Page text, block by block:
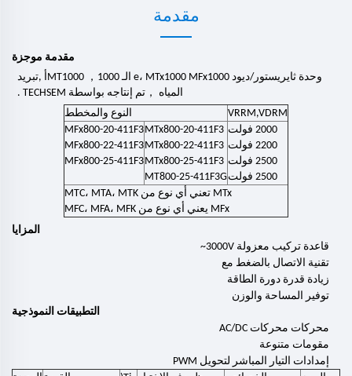
مقدمة
مقدمة موجزة
وحدة ثايريستور/ديود
e، MTx1000 MFx1000 الـ MT1000 ， 1000
,تبريد
المياه
，تم إنتاجه بواسطة TECHSEM .
VRRM,VDRM
النوع والمخطط
2000 فولت
2200 فولت
2500 فولت
2500 فولت
MTx800-20-411F3
MTx800-22-411F3
MTx800-25-411F3
MT800-25-411F3G
MFx800-20-411F3
MFx800-22-411F3
MFx800-25-411F3
MTx تعني أي نوع من MTC، MTA،
MTK
MFx يعني أي نوع من MFC، MFA، MFK
المزايا
قاعدة تركيب معزولة 3000V~
تقنية الاتصال بالضغط مع
زيادة قدرة دورة الطاقة
توفير المساحة والوزن
التطبيقات النموذجية
محركات محركات AC/DC
مقومات متنوعة
إمدادات التيار المباشر لتحويل PWM